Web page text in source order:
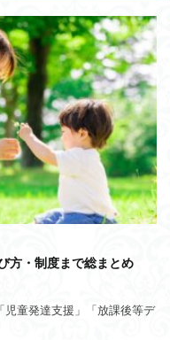
方・制度まで総まとめ
童発達支援」「放課後等デ